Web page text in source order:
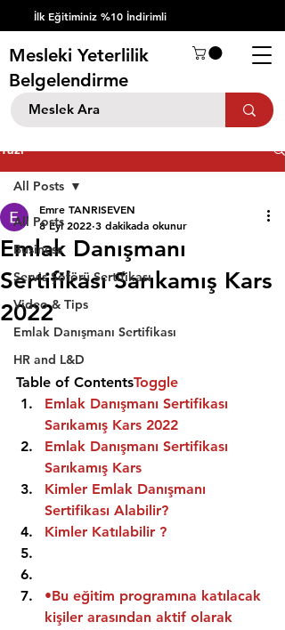
İlk Eğitiminiz %10 İndirimli
Mesleki Yeterlilik
Belgelendirme
Yazı
All Posts
Business
Servis Şöförü Sertifikası
Video & Tips
Emlak Danışmanı Sertifikası
HR and L&D
All Posts
Emlak Danışmanı
Sertifikası Sarıkamış Kars
2022
Emre TANRISEVEN
8 Eyl 2022 3 dakikada okunur
Table of ContentsToggle
Emlak Danışmanı Sertifikası
Sarıkamış Kars 2022
Emlak Danışmanı Sertifikası
Sarıkamış Kars
Kimler Emlak Danışmanı
Sertifikası Alabilir?
Kimler Katılabilir ?
•Bu eğitim programına katılacak
kişiler arasından aktif olarak